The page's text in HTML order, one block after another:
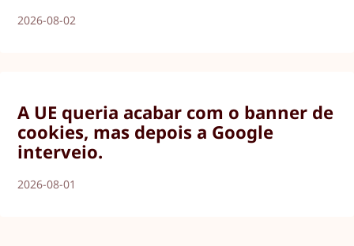
2026-08-02
A UE queria acabar com o banner de
cookies, mas depois a Google
interveio.
2026-08-01